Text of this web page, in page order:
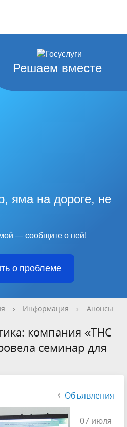
Решаем вместе
яма на дороге, не
— сообщите о ней!
о проблеме
› Информация › Анонсы
компания «ТНС
семинар для
Объявления
07 июля